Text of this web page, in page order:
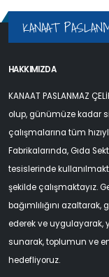
KANAAT
HAKKIMIZDA
KANAAT PASLANMAZ
olup, günümüze kadar
çalışmalarına tüm
Fabrikalarında, Gıda
tesislerinde
şekilde çalışmaktayız.
bağımlılığını
ederek ve uygulayarak,
sunarak, toplumun ve
hedefliyoruz.